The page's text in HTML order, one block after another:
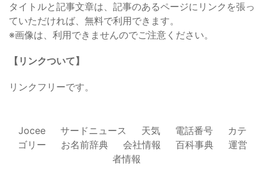
タイトルと記事文章は、記事のあるページにリンクを張っ
ていただければ、無料で利用できます。
※画像は、利用できませんのでご注意ください。
【リンクついて】
リンクフリーです。
Jocee サードニュース 天気 電話番号
カテ
ゴリー
お名前辞典 会社情報 百科事典
運営
者情報